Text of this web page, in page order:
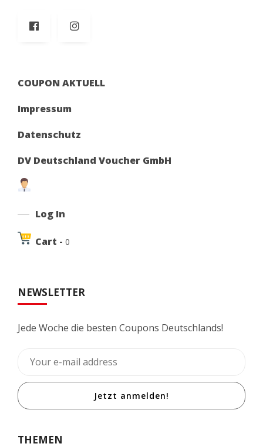
COUPON AKTUELL
Impressum
Datenschutz
DV Deutschland Voucher GmbH
Log In
Cart - 0
NEWSLETTER
Jede Woche die besten Coupons Deutschlands!
Jetzt anmelden!
THEMEN